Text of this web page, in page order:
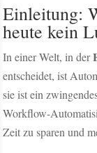
Einleitung:
heute kein
In einer Welt, in der
entscheidet, ist
sie ist ein
Workflow-
Zeit zu sparen und